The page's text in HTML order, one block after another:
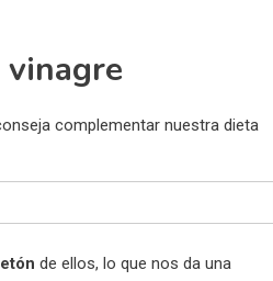
vinagre
complementar nuestra dieta
de ellos, lo que nos da una